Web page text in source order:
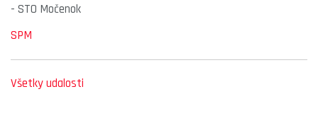
- STO Močenok
SPM
Všetky udalosti